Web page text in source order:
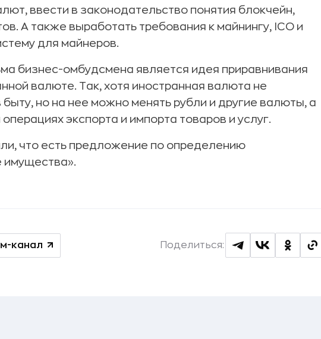
ввести в законодательство понятия блокчейн,
А также выработать требования к майнингу, ICO и
для майнеров.
бизнес-омбудсмена является идея приравнивания
валюте. Так, хотя иностранная валюта не
быту, но на нее можно менять рубли и другие валюты, а
экспорта и импорта товаров и услуг.
что есть предложение по определению
имущества».
канал Поделиться: